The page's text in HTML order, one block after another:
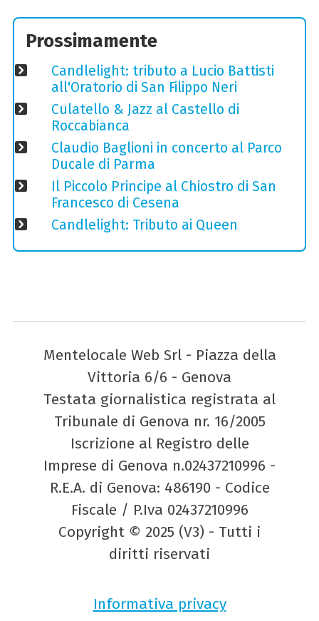
Prossimamente
Candlelight: tributo a Lucio Battisti
all'Oratorio di San Filippo Neri
Culatello & Jazz al Castello di
Roccabianca
Claudio Baglioni in concerto al Parco
Ducale di Parma
Il Piccolo Principe al Chiostro di San
Francesco di Cesena
Candlelight: Tributo ai Queen
Mentelocale Web Srl - Piazza della
Vittoria 6/6 - Genova
Testata giornalistica registrata al
Tribunale di Genova nr. 16/2005
Iscrizione al Registro delle
Imprese di Genova n.02437210996 -
R.E.A. di Genova: 486190 - Codice
Fiscale / P.Iva 02437210996
Copyright © 2025 (V3) - Tutti i
diritti riservati
Informativa privacy